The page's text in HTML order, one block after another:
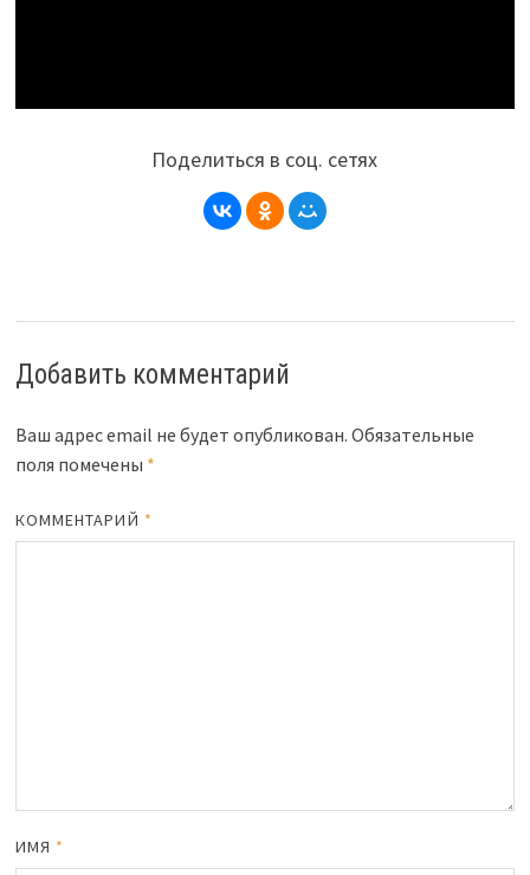
Поделиться в соц. сетях
Добавить комментарий
Ваш адрес email не будет опубликован. Обязательные
поля помечены *
КОММЕНТАРИЙ *
ИМЯ *